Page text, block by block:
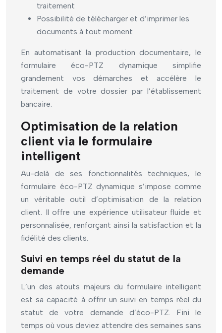
traitement
Possibilité de télécharger et d’imprimer les
documents à tout moment
En automatisant la production documentaire, le
formulaire éco-PTZ dynamique simplifie
grandement vos démarches et accélère le
traitement de votre dossier par l’établissement
bancaire.
Optimisation de la relation
client via le formulaire
intelligent
Au-delà de ses fonctionnalités techniques, le
formulaire éco-PTZ dynamique s’impose comme
un véritable outil d’optimisation de la relation
client. Il offre une expérience utilisateur fluide et
personnalisée, renforçant ainsi la satisfaction et la
fidélité des clients.
Suivi en temps réel du statut de la
demande
L’un des atouts majeurs du formulaire intelligent
est sa capacité à offrir un suivi en temps réel du
statut de votre demande d’éco-PTZ. Fini le
temps où vous deviez attendre des semaines sans